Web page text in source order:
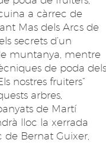
a càrrec de
Mas dels Arcs de
secrets d’un
muntanya, mentre
de poda dels
nostres fruiters”
arbres,
de Martí
lloc la xerrada
de Bernat Guixer,